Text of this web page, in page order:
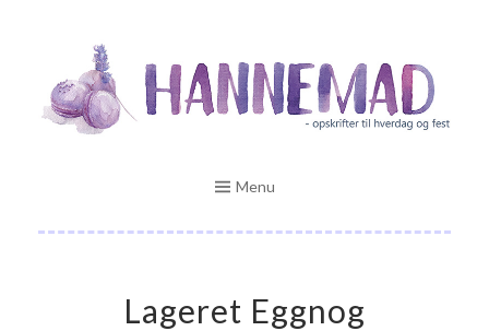
content
HANNEMAD.DK
Opskrifter til hverdag og fest
Menu
Lageret Eggnog